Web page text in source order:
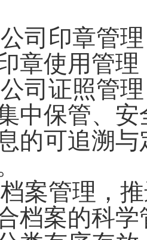
司印章管
章使用管
司证照管
中保管、
的可追溯
案管理，
档案的科